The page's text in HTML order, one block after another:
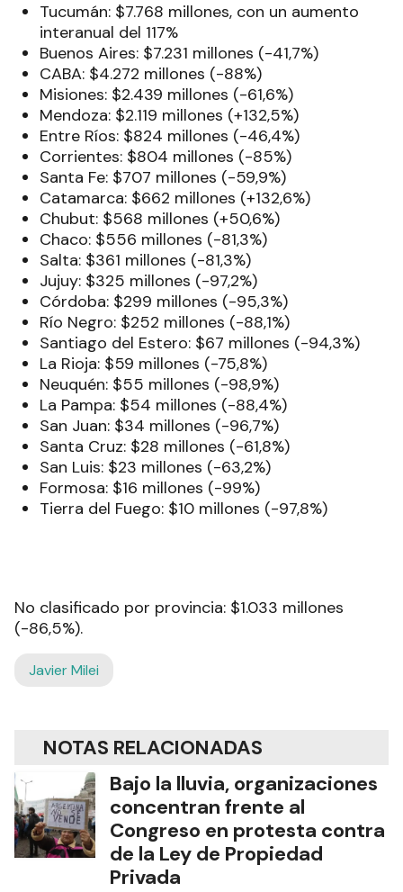
Tucumán: $7.768 millones, con un aumento
interanual del 117%
Buenos Aires: $7.231 millones (-41,7%)
CABA: $4.272 millones (-88%)
Misiones: $2.439 millones (-61,6%)
Mendoza: $2.119 millones (+132,5%)
Entre Ríos: $824 millones (-46,4%)
Corrientes: $804 millones (-85%)
Santa Fe: $707 millones (-59,9%)
Catamarca: $662 millones (+132,6%)
Chubut: $568 millones (+50,6%)
Chaco: $556 millones (-81,3%)
Salta: $361 millones (-81,3%)
Jujuy: $325 millones (-97,2%)
Córdoba: $299 millones (-95,3%)
Río Negro: $252 millones (-88,1%)
Santiago del Estero: $67 millones (-94,3%)
La Rioja: $59 millones (-75,8%)
Neuquén: $55 millones (-98,9%)
La Pampa: $54 millones (-88,4%)
San Juan: $34 millones (-96,7%)
Santa Cruz: $28 millones (-61,8%)
San Luis: $23 millones (-63,2%)
Formosa: $16 millones (-99%)
Tierra del Fuego: $10 millones (-97,8%)
No clasificado por provincia: $1.033 millones
(-86,5%).
Javier Milei
NOTAS RELACIONADAS
Bajo la lluvia, organizaciones
concentran frente al
Congreso en protesta contra
de la Ley de Propiedad
Privada